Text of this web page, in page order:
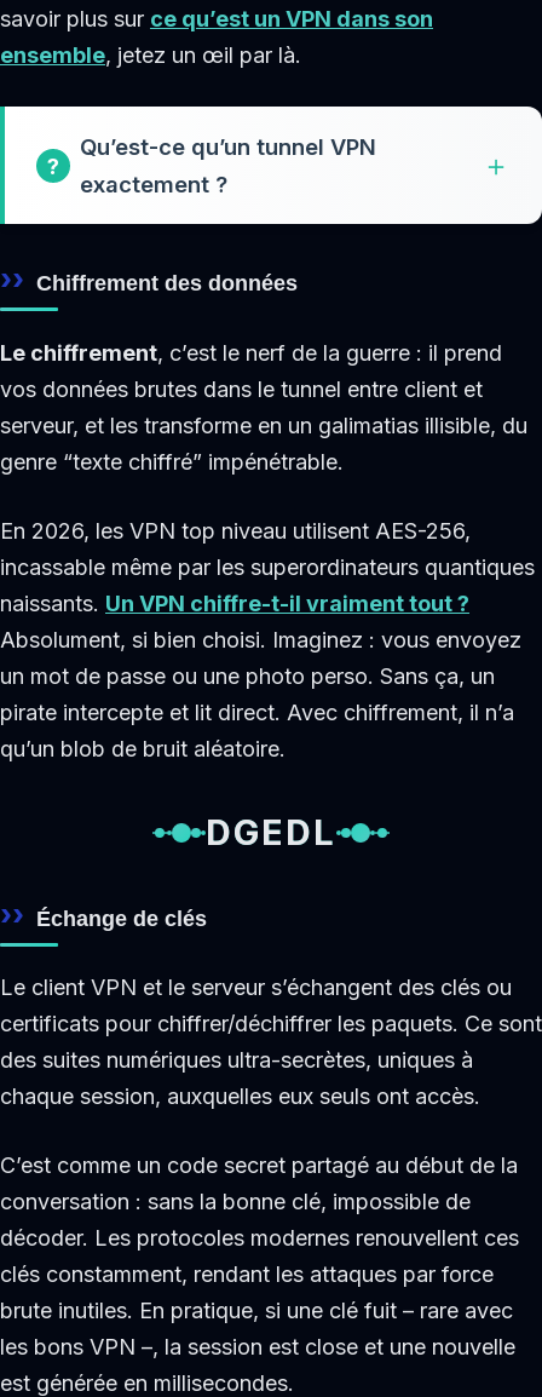
savoir plus sur ce qu’est un VPN dans son
ensemble, jetez un œil par là.
Qu’est-ce qu’un tunnel VPN
exactement ?
Chiffrement des données
Le chiffrement, c’est le nerf de la guerre : il prend
vos données brutes dans le tunnel entre client et
serveur, et les transforme en un galimatias illisible, du
genre “texte chiffré” impénétrable.
En 2026, les VPN top niveau utilisent AES-256,
incassable même par les superordinateurs quantiques
naissants. Un VPN chiffre-t-il vraiment tout ?
Absolument, si bien choisi. Imaginez : vous envoyez
un mot de passe ou une photo perso. Sans ça, un
pirate intercepte et lit direct. Avec chiffrement, il n’a
qu’un blob de bruit aléatoire.
DGEDL
Échange de clés
Le client VPN et le serveur s’échangent des clés ou
certificats pour chiffrer/déchiffrer les paquets. Ce sont
des suites numériques ultra-secrètes, uniques à
chaque session, auxquelles eux seuls ont accès.
C’est comme un code secret partagé au début de la
conversation : sans la bonne clé, impossible de
décoder. Les protocoles modernes renouvellent ces
clés constamment, rendant les attaques par force
brute inutiles. En pratique, si une clé fuit – rare avec
les bons VPN –, la session est close et une nouvelle
est générée en millisecondes.